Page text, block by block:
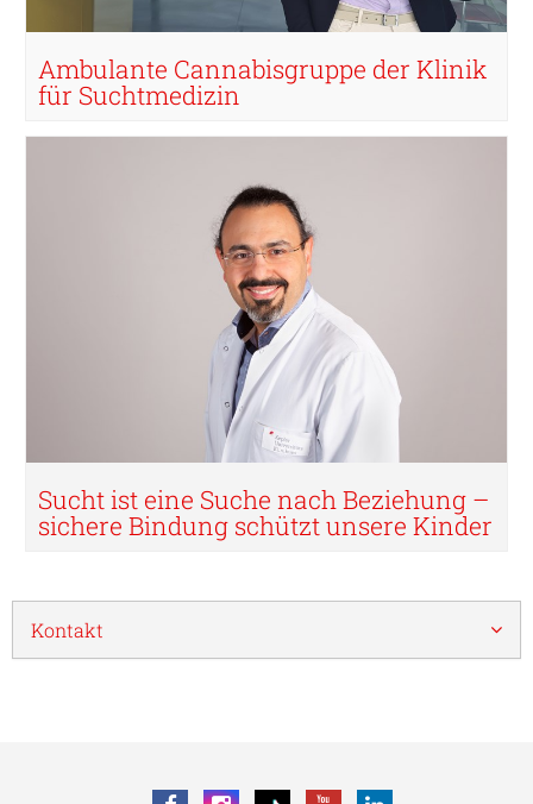
Ambulante Cannabisgruppe der Klinik
für Suchtmedizin
Sucht ist eine Suche nach Beziehung –
sichere Bindung schützt unsere Kinder
Kontakt